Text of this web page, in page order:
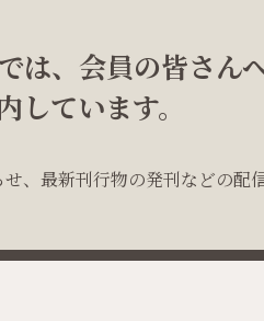
は、会員の皆さん
しています。
、最新刊行物の発刊などの配